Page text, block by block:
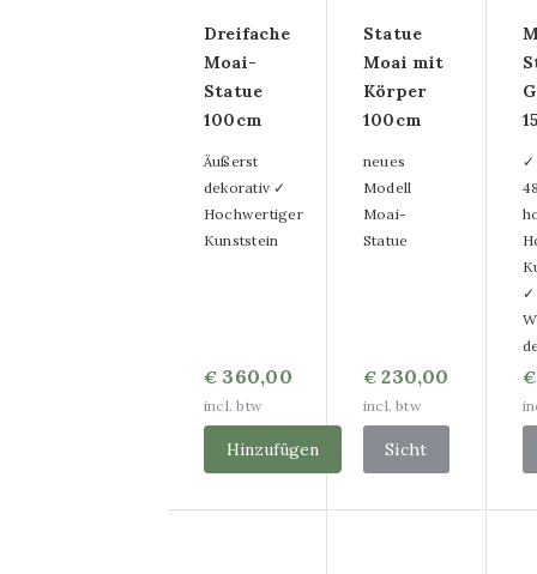
Glasgemälde im
Glasmalerei im
Format 80x120cm
Glasmalerei im
Glasmalerei im
Format 110x160cm
Andere Größen
Dreifache
Moai-
Statue
100cm
Äußerst
dekorativ ✓
Hochwertiger
Kunststein
€ 360,00
incl. btw
Hinzufügen
Statue
Moai mit
Körper
100cm
neues
Modell
Moai-
Statue
€ 230,00
incl. btw
Sicht
✓
✓
€